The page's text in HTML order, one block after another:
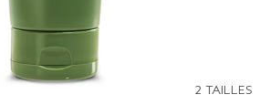
2 TAILLES